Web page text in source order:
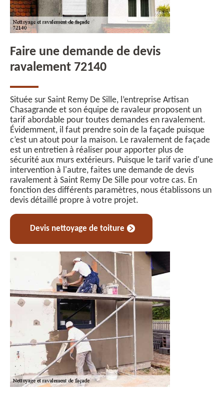
Faire une demande de devis
ravalement 72140
Située sur Saint Remy De Sille, l’entreprise Artisan
Chasagrande et son équipe de ravaleur proposent un
tarif abordable pour toutes demandes en ravalement.
Évidemment, il faut prendre soin de la façade puisque
c’est un atout pour la maison. Le ravalement de façade
est un entretien à réaliser pour apporter plus de
sécurité aux murs extérieurs. Puisque le tarif varie d'une
intervention à l'autre, faites une demande de devis
ravalement à Saint Remy De Sille pour votre cas. En
fonction des différents paramètres, nous établissons un
devis détaillé propre à votre projet.
Devis nettoyage de toiture